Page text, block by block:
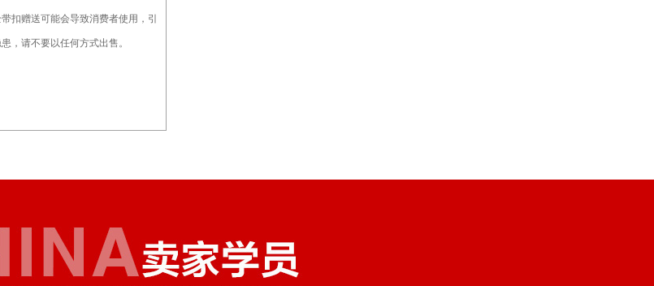
扣赠送可能会导致消费者使用，引
，请不要以任何方式出售。